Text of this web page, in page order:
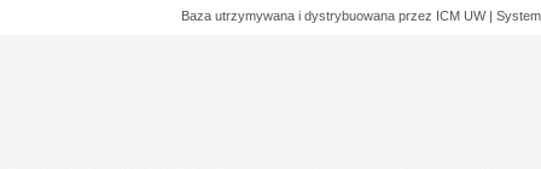
Baza utrzymywana i dystrybuowana przez ICM UW |